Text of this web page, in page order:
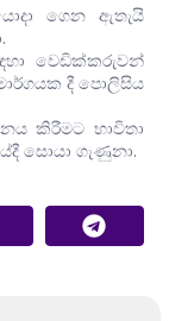
ගෙන ඇතැයි
වෙඩික්කරුවන්
දී පොලිසිය
කිරීමට භාවිතා
සොයා ගැණුනා.